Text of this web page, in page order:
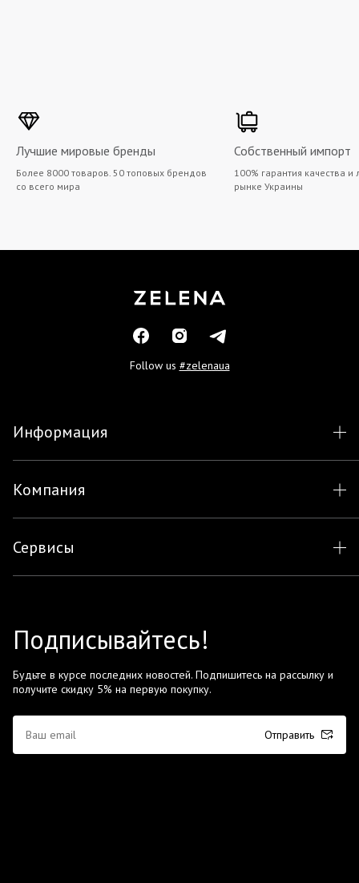
Лучшие мировые бренды
Более 8000 товаров. 50 топовых брендов
со всего мира
Собственный импорт
100% гарантия качества
рынке Украины
Follow us #zelenaua
Информация
Компания
Сервисы
Подписывайтесь!
Будьте в курсе последних новостей. Подпишитесь на рассылку и
получите скидку 5% на первую покупку.
Отправить